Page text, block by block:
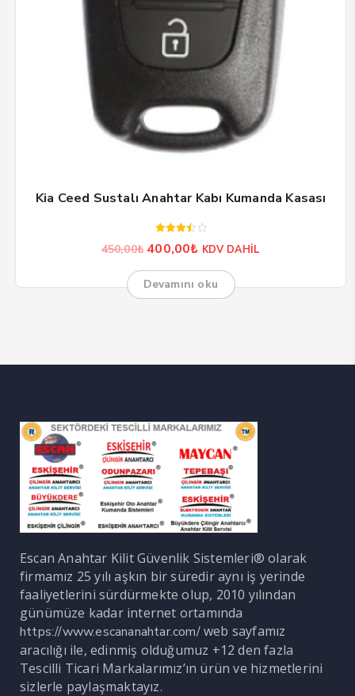
Kia Ceed Sustalı Anahtar Kabı Kumanda Kasası
üzerinden
oy aldı
450,00₺ Orijinal
fiyat:
450,00₺.
400,00₺ Şu
andaki
fiyat:
400,00₺.
KDV DAHİL
Devamını oku
Escan Anahtar Kilit Güvenlik Sistemleri® olarak
firmamız 25 yılı aşkın bir süredir aynı iş yerinde
faaliyetlerini sürdürmekte olup, 2010 yılından
günümüze kadar internet ortamında
https://www.escananahtar.com/web sayfamız
aracılığı ile, edinmiş olduğumuz +12 den fazla
Tescilli Ticari Markalarımız’ın ürün ve hizmetlerini
sizlerle paylaşmaktayız.